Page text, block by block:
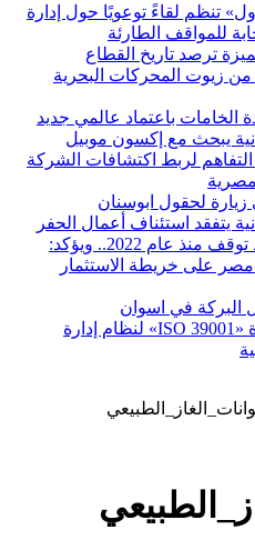
تنظم لقاءً توعويًا حول إدارة
للمواقف الطارئة
ترصد تاريخ القطاع
60 ألف طن من زيوت المحركات البحرية
الخامات باعتماد عالمي جديد
يبحث مع إكسون موبيل
التفاهم لربط اكتشافات الشركة
لحقول ابوسنان
يتفقد استئناف أعمال الحفر
بحقل البركة في أسوان بعد توقف منذ عام 2022.. ويؤكد:
على خريطة الاستثمار
البركة في اسوان
النيل للبترول» تحصد شهادة «ISO 39001» لنظام إدارة